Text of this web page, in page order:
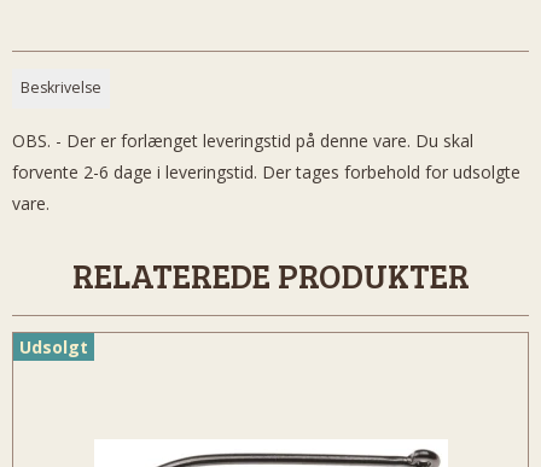
Beskrivelse
OBS. - Der er forlænget leveringstid på denne vare. Du skal
forvente 2-6 dage i leveringstid. Der tages forbehold for udsolgte
vare.
RELATEREDE PRODUKTER
Udsolgt